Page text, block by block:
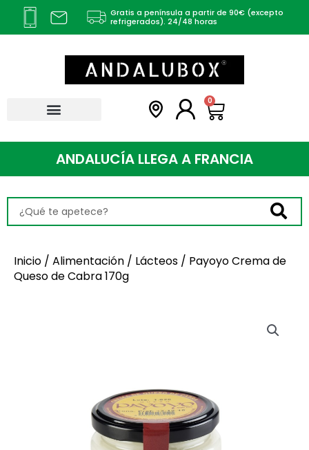
contenido
Gratis a península a partir de 90€ (excepto
refrigerados). 24/48 horas
0
Carrito
ANDALUCÍA LLEGA A FRANCIA
Inicio / Alimentación / Lácteos / Payoyo Crema de
Queso de Cabra 170g